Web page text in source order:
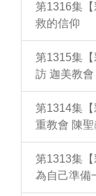
第1316集
救的信仰
第1315集
訪 迦美教
第1314集
重教會 陳
第1313集
為自己準備